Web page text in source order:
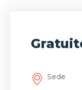
Sede